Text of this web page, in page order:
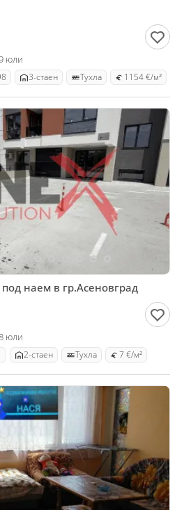
юли
3-стаен Тухла 1154 €/м²
наем в гр.Асеновград
юли
2-стаен Тухла 7 €/м²